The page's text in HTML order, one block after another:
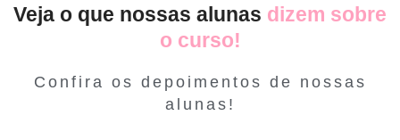
Veja o que nossas alunas dizem sobre
o curso!
Confira os depoimentos de nossas
alunas!